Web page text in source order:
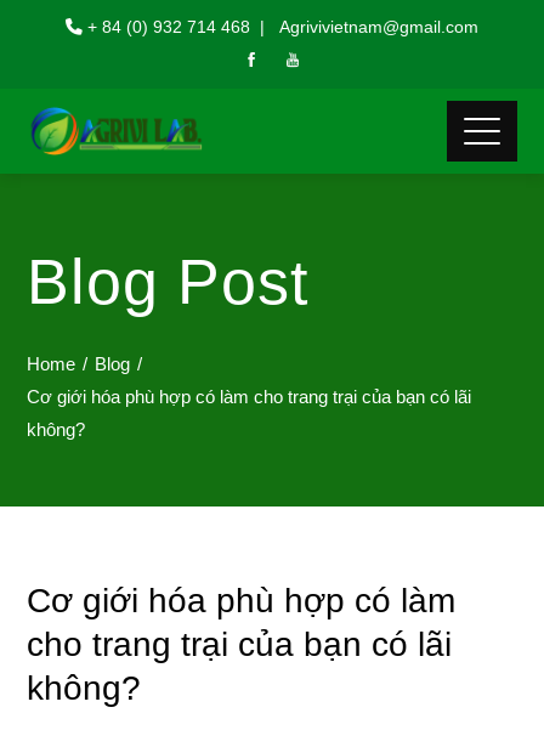
+ 84 (0) 932 714 468 | Agrivivietnam@gmail.com
Blog Post
Home
Blog
Cơ giới hóa phù hợp có làm cho trang trại của bạn có lãi
không?
Cơ giới hóa phù hợp có làm
cho trang trại của bạn có lãi
không?